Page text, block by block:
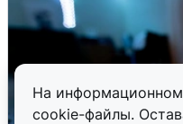
На
cookie-файлы.